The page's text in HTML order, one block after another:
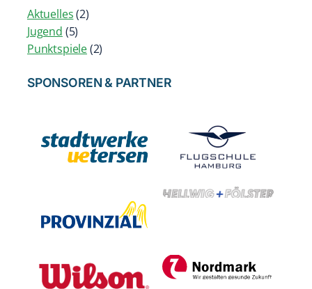
Aktuelles(2)
Jugend (5)
Punktspiele(2)
SPONSOREN & PARTNER